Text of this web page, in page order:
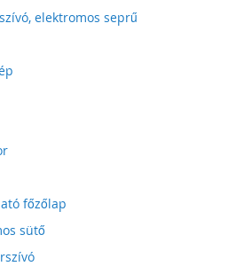
elektromos seprű
főzőlap
sütő